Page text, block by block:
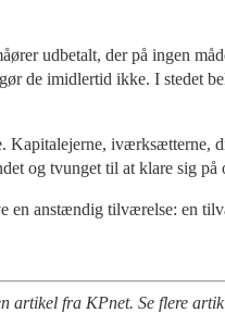
udbetalt, der på ingen
de imidlertid ikke. I stedet
Kapitalejerne,
og tvunget til at klare sig
anstændig tilværelse: en
artikel fra KPnet. Se flere